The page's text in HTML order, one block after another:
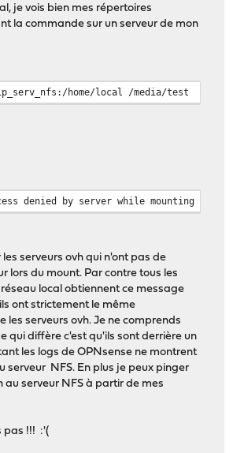
je vois bien mes répertoires
la commande sur un serveur de mon
home/local /media/test
denied by server while mounting
serveurs ovh qui n'ont pas de
lors du mount. Par contre tous les
local obtiennent ce message
ont strictement le même
les serveurs ovh. Je ne comprends
qui diffère c'est qu'ils sont derrière un
les logs de OPNsense ne montrent
serveur NFS. En plus je peux pinger
au serveur NFS à partir de mes
pas !!! :'(